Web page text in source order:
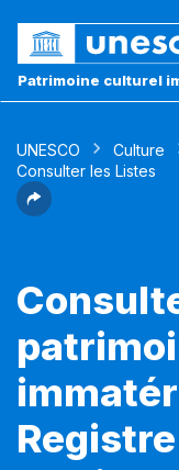
Patrimoine culturel
UNESCO Culture
Consulter les Listes